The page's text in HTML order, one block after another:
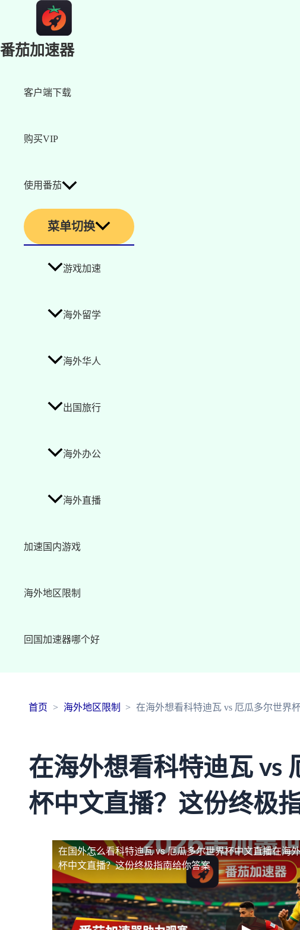
番茄加速器
客户端下载
购买VIP
使用番茄
菜单切换
游戏加速
海外留学
海外华人
出国旅行
海外办公
海外直播
加速国内游戏
海外地区限制
回国加速器哪个好
首页 海外地区限制 在海外想看科特迪瓦 vs 厄瓜多尔世界
在海外想看科特迪瓦 vs
杯中文直播？这份终极
在国外怎么看科特迪瓦 vs 厄瓜多尔世界杯中文直播在海
杯中文直播？这份终极指南给你答案